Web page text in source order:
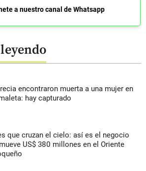
a nuestro canal de Whatsapp
encontraron muerta a una mujer en
hay capturado
que cruzan el cielo: así es el negocio
US$ 380 millones en el Oriente